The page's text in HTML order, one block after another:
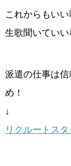
これからもい
生歌聞いていい
派遣の仕事は
め！
↓
リクルートス